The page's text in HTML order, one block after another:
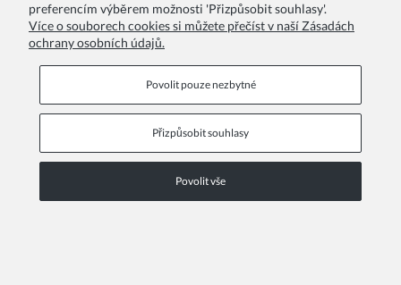
Informační stránky
preferencím výběrem možnosti 'Přizpůsobit souhlasy'.
Více o souborech cookies si můžete přečíst v naší Zásadách
ochrany osobních údajů.
Povolit pouze nezbytné
Přizpůsobit souhlasy
Povolit vše